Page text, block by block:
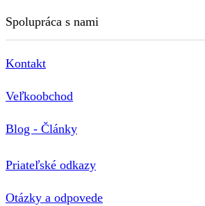
Spolupráca s nami
Kontakt
Veľkoobchod
Blog - Články
Priateľské odkazy
Otázky a odpovede